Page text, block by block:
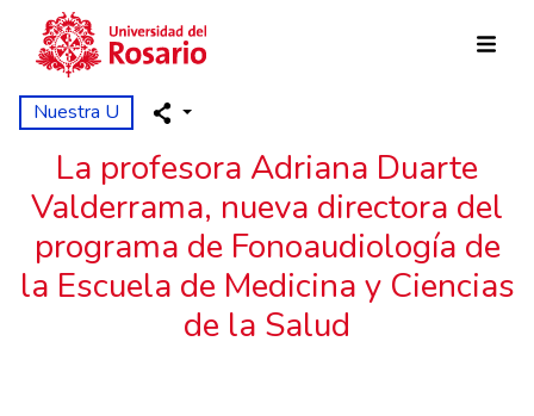
Pasar al contenido principal
Nuestra U
La profesora Adriana Duarte
Valderrama, nueva directora del
programa de Fonoaudiología de
la Escuela de Medicina y Ciencias
de la Salud